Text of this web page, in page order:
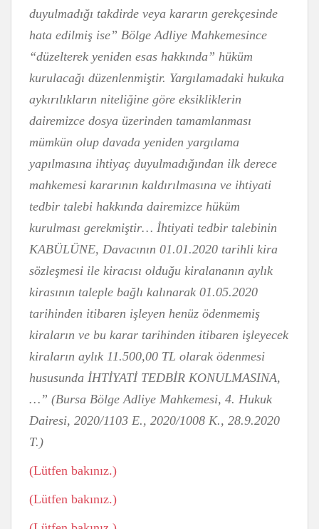
duyulmadığı takdirde veya kararın gerekçesinde
hata edilmiş ise” Bölge Adliye Mahkemesince
“düzelterek yeniden esas hakkında” hüküm
kurulacağı düzenlenmiştir. Yargılamadaki hukuka
aykırılıkların niteliğine göre eksikliklerin
dairemizce dosya üzerinden tamamlanması
mümkün olup davada yeniden yargılama
yapılmasına ihtiyaç duyulmadığından ilk derece
mahkemesi kararının kaldırılmasına ve ihtiyati
tedbir talebi hakkında dairemizce hüküm
kurulması gerekmiştir… İhtiyati tedbir talebinin
KABÜLÜNE, Davacının 01.01.2020 tarihli kira
sözleşmesi ile kiracısı olduğu kiralananın aylık
kirasının taleple bağlı kalınarak 01.05.2020
tarihinden itibaren işleyen henüz ödenmemiş
kiraların ve bu karar tarihinden itibaren işleyecek
kiraların aylık 11.500,00 TL olarak ödenmesi
hususunda İHTİYATİ TEDBİR KONULMASINA,
…” (Bursa Bölge Adliye Mahkemesi, 4. Hukuk
Dairesi, 2020/1103 E., 2020/1008 K., 28.9.2020
T.)
(Lütfen bakınız.)
(Lütfen bakınız.)